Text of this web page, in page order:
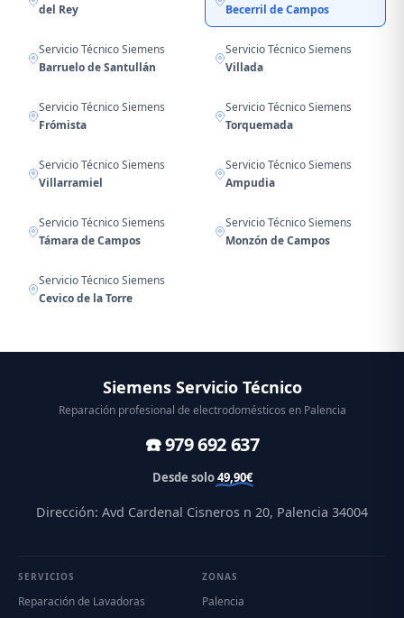
del Rey
Becerril de Campos
Servicio Técnico Siemens
Barruelo de Santullán
Servicio Técnico Siemens
Villada
Servicio Técnico Siemens
Frómista
Servicio Técnico Siemens
Torquemada
Servicio Técnico Siemens
Villarramiel
Servicio Técnico Siemens
Ampudia
Servicio Técnico Siemens
Támara de Campos
Servicio Técnico Siemens
Monzón de Campos
Servicio Técnico Siemens
Cevico de la Torre
Siemens Servicio Técnico
Reparación profesional de electrodomésticos en Palencia
☎️ 979 692 637
Desde solo49,90€
Dirección: Avd Cardenal Cisneros n 20, Palencia 34004
SERVICIOS
Reparación de Lavadoras
ZONAS
Palencia